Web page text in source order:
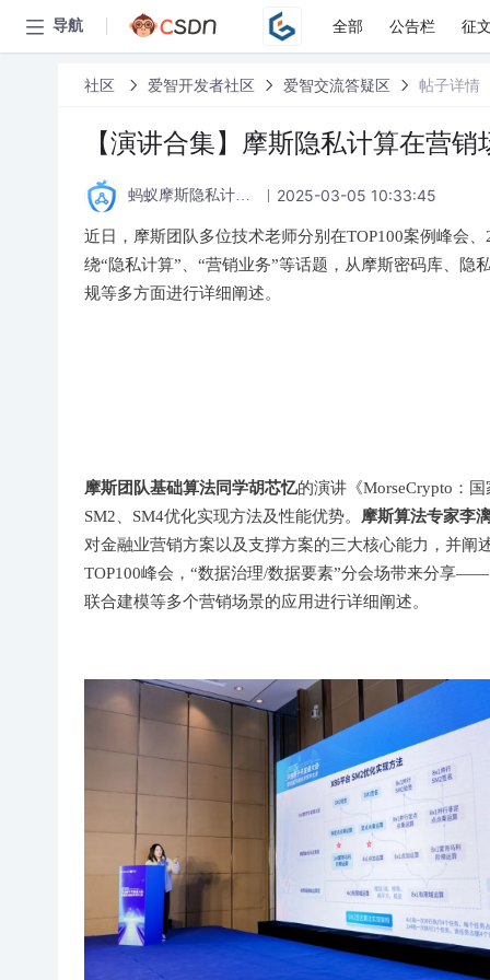
导航 全部 公告栏 征
社区 爱智开发者社区 爱智交流答疑区 帖子详情
【演讲合集】摩斯隐私计算在营
蚂蚁摩斯隐私计算论坛 2025-03-05 10:33:45
近日，摩斯团队多位技术老师分别在TOP100案例峰会
绕“隐私计算”、“营销业务”等话题，从摩斯密码库、
规等多方面进行详细阐述。
摩斯团队基础算法同学胡芯忆的演讲《MorseCrypto：
SM2、SM4优化实现方法及性能优势。 摩斯算法专家李
对金融业营销方案以及支撑方案的三大核心能力，并阐
TOP100峰会，“数据治理/数据要素”分会场带来分享
联合建模等多个营销场景的应用进行详细阐述。